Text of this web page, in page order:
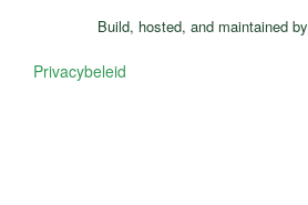
Build, hosted, and maintained by
Privacybeleid